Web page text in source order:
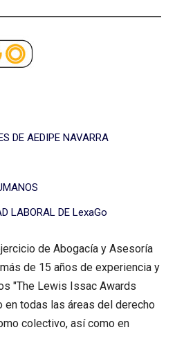
DE AEDIPE NAVARRA
LABORAL DE LexaGo
de Abogacía y Asesoría
de 15 años de experiencia y
"The Lewis Issac Awards
todas las áreas del derecho
colectivo, así como en